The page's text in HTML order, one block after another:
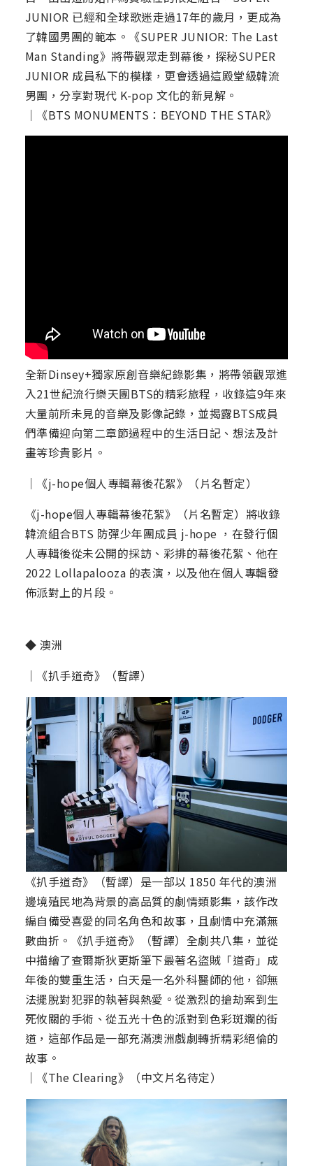
JUNIOR 已經和全球歌迷走過17年的歲月，更成為
了韓國男團的範本。《SUPER JUNIOR: The Last
Man Standing》將帶觀眾走到幕後，探秘SUPER
JUNIOR 成員私下的模樣，更會透過這殿堂級韓流
男團，分享對現代 K-pop 文化的新見解。
｜《BTS MONUMENTS：BEYOND THE STAR》
全新Dinsey+獨家原創音樂紀錄影集，將帶領觀眾進
入21世紀流行樂天團BTS的精彩旅程，收錄這9年來
大量前所未見的音樂及影像記錄，並揭露BTS成員
們準備迎向第二章節過程中的生活日記、想法及計
畫等珍貴影片。
｜《j-hope個人專輯幕後花絮》（片名暫定）
《j-hope個人專輯幕後花絮》（片名暫定）將收錄
韓流組合BTS 防彈少年團成員 j-hope ，在發行個
人專輯後從未公開的採訪、彩排的幕後花絮、他在
2022 Lollapalooza 的表演，以及他在個人專輯發
佈派對上的片段。
◆ 澳洲
｜《扒手道奇》（暫譯）
《扒手道奇》（暫譯）是一部以 1850 年代的澳洲
邊境殖民地為背景的高品質的劇情類影集，該作改
編自備受喜愛的同名角色和故事，且劇情中充滿無
數曲折。《扒手道奇》（暫譯）全劇共八集，並從
中描繪了查爾斯狄更斯筆下最著名盜賊「道奇」成
年後的雙重生活，白天是一名外科醫師的他，卻無
法擺脫對犯罪的執著與熱愛。從激烈的搶劫案到生
死攸關的手術、從五光十色的派對到色彩斑斕的街
道，這部作品是一部充滿澳洲戲劇轉折精彩絕倫的
故事。
｜《The Clearing》（中文片名待定）